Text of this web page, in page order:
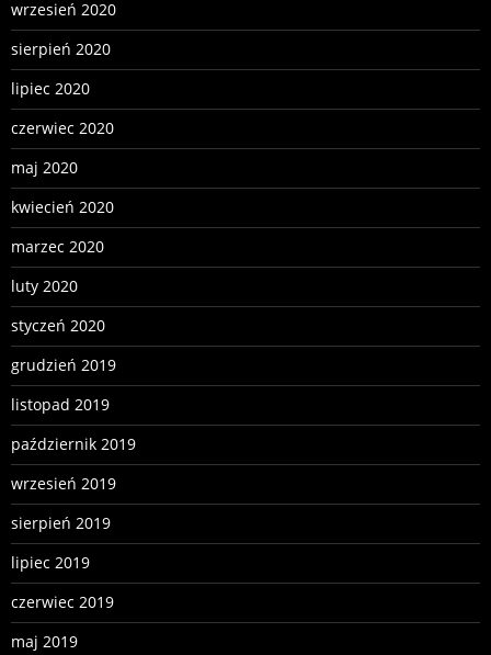
wrzesień 2020
sierpień 2020
lipiec 2020
czerwiec 2020
maj 2020
kwiecień 2020
marzec 2020
luty 2020
styczeń 2020
grudzień 2019
listopad 2019
październik 2019
wrzesień 2019
sierpień 2019
lipiec 2019
czerwiec 2019
maj 2019